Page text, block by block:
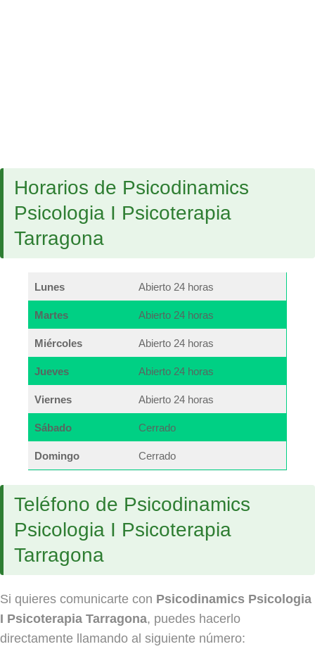
Horarios de Psicodinamics
Psicologia I Psicoterapia
Tarragona
Lunes Abierto 24 horas
Martes Abierto 24 horas
Miércoles Abierto 24 horas
Jueves Abierto 24 horas
Viernes Abierto 24 horas
Sábado Cerrado
Domingo Cerrado
Teléfono de Psicodinamics
Psicologia I Psicoterapia
Tarragona
Si quieres comunicarte con Psicodinamics Psicologia
I Psicoterapia Tarragona, puedes hacerlo
directamente llamando al siguiente número: